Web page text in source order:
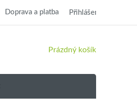
Doprava a platba Přihlášení
NÁKUPNÍ
Prázdný košík